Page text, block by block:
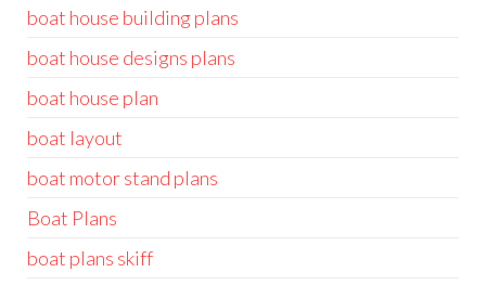
boat house building plans
boat house designs plans
boat house plan
boat layout
boat motor stand plans
Boat Plans
boat plans skiff